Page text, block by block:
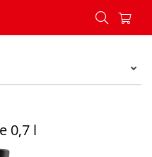
0,7 l - Konzum
0,7 l